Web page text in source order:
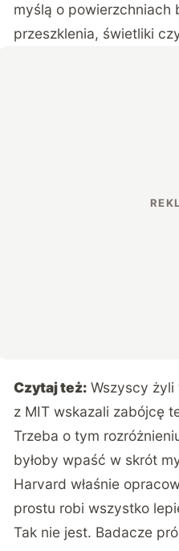
myślą o powierzchniach
przeszklenia, świetliki
Czytaj też: Wszyscy żyli
z MIT wskazali zabójcę
Trzeba o tym
byłoby wpaść w skrót
Harvard właśnie
prostu robi wszystko
Tak nie jest. Badacze